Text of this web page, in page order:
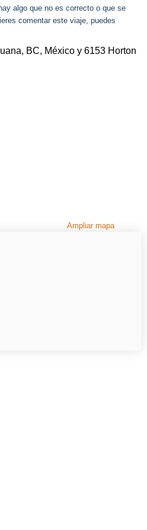
algo que no es correcto o que se
comentar este viaje, puedes
BC, México y 6153 Horton
Ampliar mapa